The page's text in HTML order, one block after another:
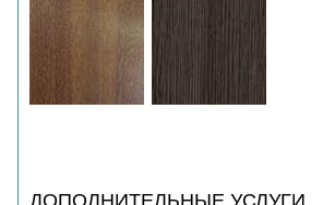
ДОПОЛНИТЕЛЬНЫЕ УСЛУГИ